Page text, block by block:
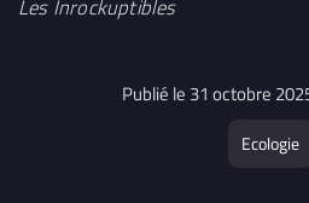
Les Inrockuptibles
Publié le 31 octobre
Ecologie